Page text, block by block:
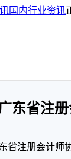
国内行业资讯
东省注
省注册会计